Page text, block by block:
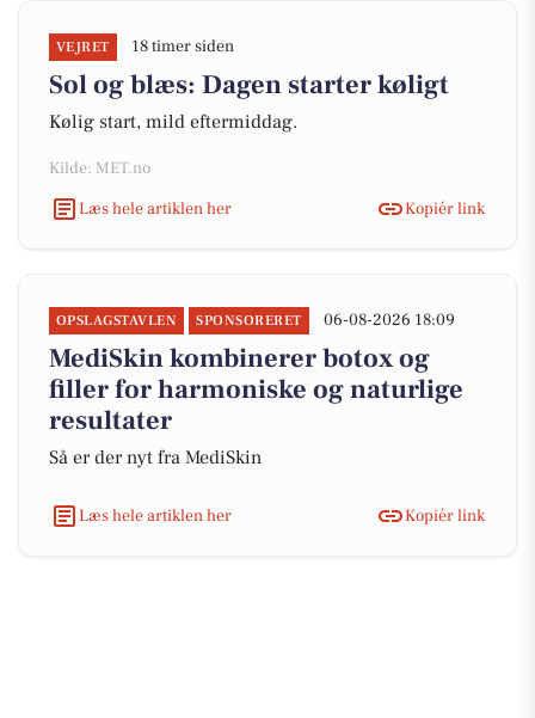
VEJRET 18 timer siden
Sol og blæs: Dagen starter køligt
Kølig start, mild eftermiddag.
Kilde: MET.no
Læs hele artiklen her
Kopiér link
OPSLAGSTAVLEN SPONSORERET 06-08-2026 18:09
MediSkin kombinerer botox og
filler for harmoniske og naturlige
resultater
Så er der nyt fra MediSkin
Læs hele artiklen her Kopiér link